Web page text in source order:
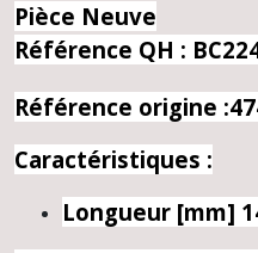
Pièce Neuve
Référence QH :
Référence origine
Caractéristiques :
Longueur [mm]